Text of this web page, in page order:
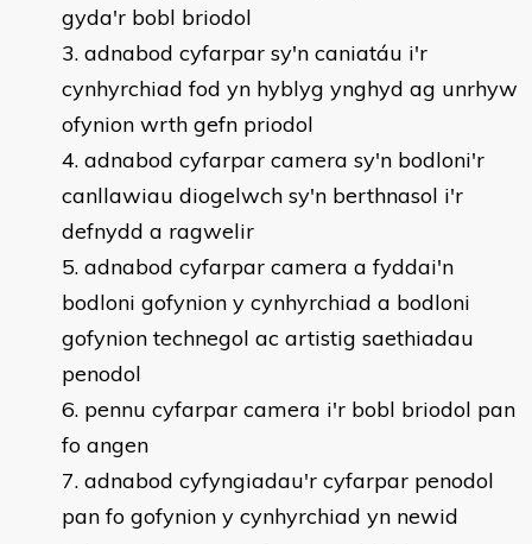
gyda'r bobl briodol
adnabod cyfarpar sy'n caniatáu i'r
cynhyrchiad fod yn hyblyg ynghyd ag unrhyw
ofynion wrth gefn priodol
adnabod cyfarpar camera sy'n bodloni'r
canllawiau diogelwch sy'n berthnasol i'r
defnydd a ragwelir
adnabod cyfarpar camera a fyddai'n
bodloni gofynion y cynhyrchiad a bodloni
gofynion technegol ac artistig saethiadau
penodol
pennu cyfarpar camera i'r bobl briodol pan
fo angen
adnabod cyfyngiadau'r cyfarpar penodol
pan fo gofynion y cynhyrchiad yn newid